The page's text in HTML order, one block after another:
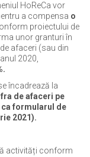
HoReCa vor
a compensa o
proiectului de
unor granturi în
afaceri (sau din
2020,
încadrează la
de afaceri pe
formularul de
2021).
activități conform